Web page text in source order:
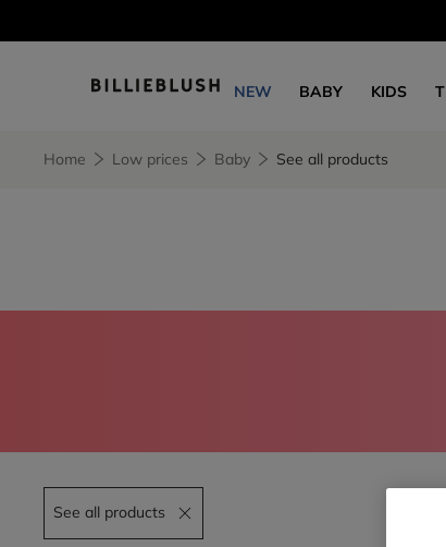
NEW BABY KIDS
Home Low prices Baby See all products
See all products
Remove filter See all products